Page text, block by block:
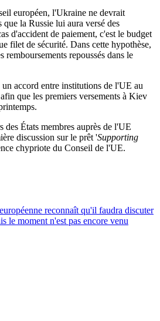
européen, l'Ukraine ne devrait
la Russie lui aura versé des
d'accident de paiement, c'est le budget
filet de sécurité. Dans cette hypothèse,
remboursements repoussés dans le
accord entre institutions de l'UE au
que les premiers versements à Kiev
des États membres auprès de l'UE
discussion sur le prêt 'Supporting
chypriote du Conseil de l'UE.
reconnaît qu'il faudra discuter
le moment n'est pas encore venu